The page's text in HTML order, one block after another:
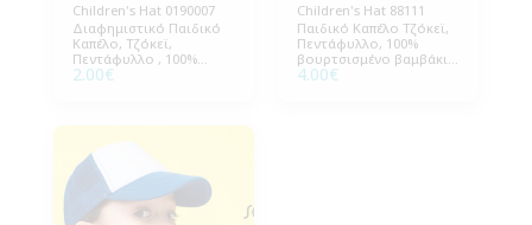
Children's Hat 0190007
Διαφημιστικό Παιδικό
Καπέλο, Τζόκεϊ,
Πεντάφυλλο , 100%
Βαμβάκι, One Size
2.00€
Children's Hat 88111
Παιδικό Καπέλο Τζόκεϊ,
Πεντάφυλλο, 100%
βουρτσισμένο βαμβάκι
180g/m², One Size
4.00€